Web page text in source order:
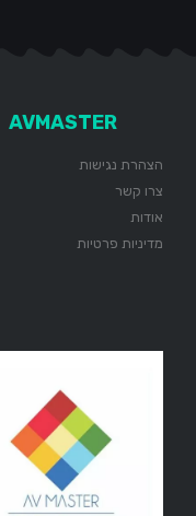
AVMASTER
הצהרת נגישות
צרו קשר
אודות
מדיניות פרטיות